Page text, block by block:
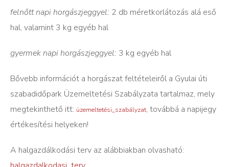
felnőtt napi horgászjeggyel: 2 db méretkorlátozás alá eső
hal, valamint 3 kg egyéb hal
gyermek napi horgászjeggyel: 3 kg egyéb hal
Bővebb információt a horgászat feltételeiről a Gyulai úti
szabadidőpark Üzemeltetési Szabályzata tartalmaz, mely
megtekinthető itt: üzemeltetési_szabályzat, továbbá a napijegy
értékesítési helyeken!
A halgazdálkodási terv az alábbiakban olvasható: